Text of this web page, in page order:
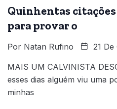
Quinhentas
para provar o
Por Natan Rufino 21
MAIS UM CALVINISTA
esses dias alguém viu uma
minhas